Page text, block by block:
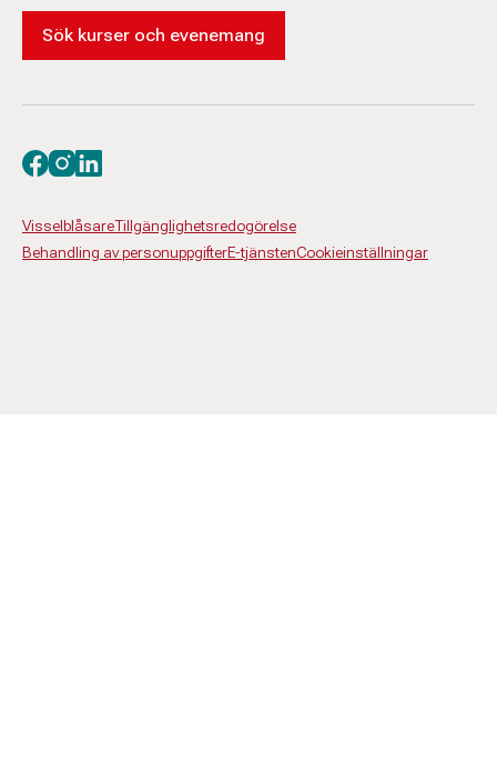
Sök kurser och evenemang
VisselblåsareTillgänglighetsredogörelse
Behandling av personuppgifterE-tjänstenCookieinställningar
Besök oss på facebook
Besök oss på instagram
Besök oss på linkedin